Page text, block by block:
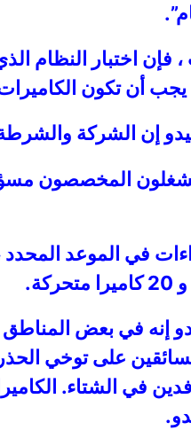
، فإن اختبار النظام
أن تكون الكاميرات جاهزة
إن الشركة
المخصصون
إنه في بعض
السائقين على توخي
في الشتاء.